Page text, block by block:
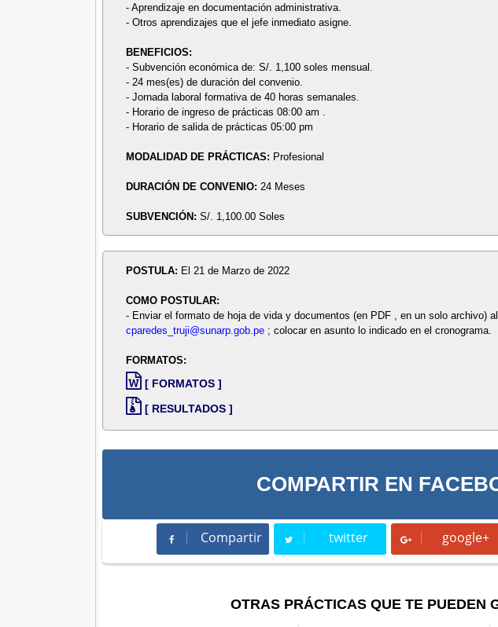
- Aprendizaje en documentación administrativa.
- Otros aprendizajes que el jefe inmediato asigne.
BENEFICIOS:
- Subvención económica de: S/. 1,100 soles mensual.
- 24 mes(es) de duración del convenio.
- Jornada laboral formativa de 40 horas semanales.
- Horario de ingreso de prácticas 08:00 am .
- Horario de salida de prácticas 05:00 pm
MODALIDAD DE PRÁCTICAS: Profesional
DURACIÓN DE CONVENIO: 24 Meses
SUBVENCIÓN:S/. 1,100.00 Soles
POSTULA: El 21 de Marzo de 2022
COMO POSTULAR:
- Enviar el formato de hoja de vida y documentos (en PDF , en un solo archivo)
cparedes_truji@sunarp.gob.pe ; colocar en asunto lo indicado en el cronograma.
FORMATOS:
[ FORMATOS ]
[ RESULTADOS ]
COMPARTIR EN
Compartir
Compartir twitter
Tweet google+
OTRAS PRÁCTICAS QUE TE PUEDEN